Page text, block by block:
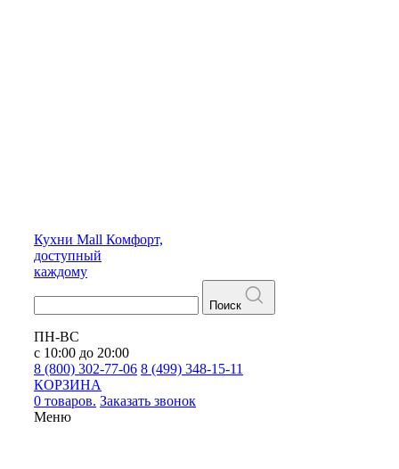
Кухни Mall Комфорт,
доступный
каждому
Поиск
ПН-ВС
с 10:00 до 20:00
8 (800) 302-77-06 8 (499) 348-15-11
КОРЗИНА
0 товаров. Заказать звонок
Меню